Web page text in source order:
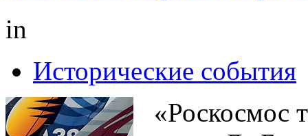
in
Исторические события
«Роскосмос